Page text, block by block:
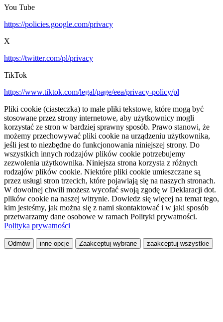
You Tube
https://policies.google.com/privacy
X
https://twitter.com/pl/privacy
TikTok
https://www.tiktok.com/legal/page/eea/privacy-policy/pl
Pliki cookie (ciasteczka) to małe pliki tekstowe, które mogą być
stosowane przez strony internetowe, aby użytkownicy mogli
korzystać ze stron w bardziej sprawny sposób. Prawo stanowi, że
możemy przechowywać pliki cookie na urządzeniu użytkownika,
jeśli jest to niezbędne do funkcjonowania niniejszej strony. Do
wszystkich innych rodzajów plików cookie potrzebujemy
zezwolenia użytkownika. Niniejsza strona korzysta z różnych
rodzajów plików cookie. Niektóre pliki cookie umieszczane są
przez usługi stron trzecich, które pojawiają się na naszych stronach.
W dowolnej chwili możesz wycofać swoją zgodę w Deklaracji dot.
plików cookie na naszej witrynie. Dowiedz się więcej na temat tego,
kim jesteśmy, jak można się z nami skontaktować i w jaki sposób
przetwarzamy dane osobowe w ramach Polityki prywatności.
Polityka prywatności
Odmów inne opcje Zaakceptuj wybrane zaakceptuj wszystkie